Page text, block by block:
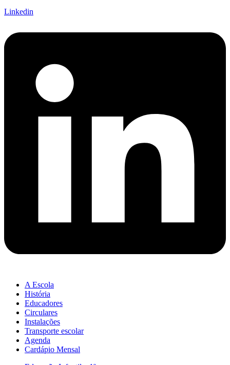
Linkedin
A Escola
História
Educadores
Circulares
Instalações
Transporte escolar
Agenda
Cardápio Mensal